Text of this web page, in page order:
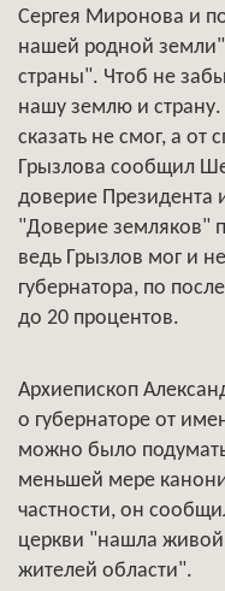
Сергея Миронова и
нашей родной
страны". Чтоб не
нашу землю и страну.
сказать не смог, а от
Грызлова сообщил
доверие Президента
"Доверие земляков"
ведь Грызлов мог и
губернатора, по
до 20 процентов.
Архиепископ
о губернаторе от
можно было
меньшей мере
частности, он
церкви "нашла живой
жителей области".